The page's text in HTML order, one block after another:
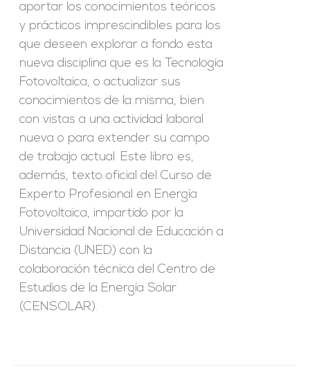
aportar los conocimientos teóricos
y prácticos imprescindibles para los
que deseen explorar a fondo esta
nueva disciplina que es la Tecnología
Fotovoltaica, o actualizar sus
conocimientos de la misma, bien
con vistas a una actividad laboral
nueva o para extender su campo
de trabajo actual. Este libro es,
además, texto oficial del Curso de
Experto Profesional en Energía
Fotovoltaica, impartido por la
Universidad Nacional de Educación a
Distancia (UNED) con la
colaboración técnica del Centro de
Estudios de la Energía Solar
(CENSOLAR).